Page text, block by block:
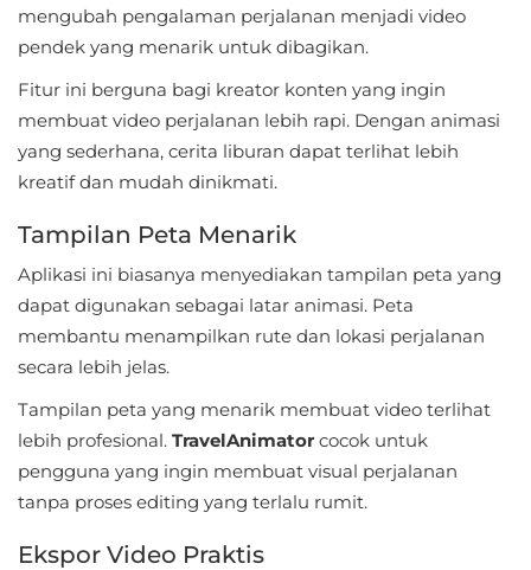
Food
&
Drink
Health
Fitness
House
&
Home
Libraries
Demo
LifeStyle
mengubah pengalaman perjalanan menjadi video
pendek yang menarik untuk dibagikan.
Fitur ini berguna bagi kreator konten yang ingin
membuat video perjalanan lebih rapi. Dengan animasi
yang sederhana, cerita liburan dapat terlihat lebih
kreatif dan mudah dinikmati.
Tampilan Peta Menarik
Aplikasi ini biasanya menyediakan tampilan peta yang
dapat digunakan sebagai latar animasi. Peta
membantu menampilkan rute dan lokasi perjalanan
secara lebih jelas.
Tampilan peta yang menarik membuat video terlihat
lebih profesional. TravelAnimator cocok untuk
pengguna yang ingin membuat visual perjalanan
tanpa proses editing yang terlalu rumit.
Ekspor Video Praktis